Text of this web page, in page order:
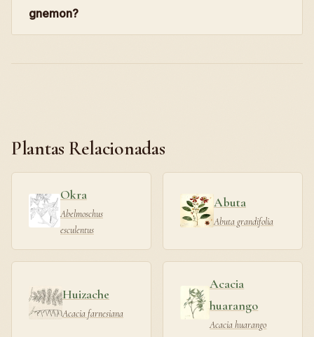
gnemon?
Plantas Relacionadas
Okra
Abelmoschus
esculentus
Abuta
Abuta grandifolia
Huizache
Acacia farnesiana
Acacia
huarango
Acacia huarango